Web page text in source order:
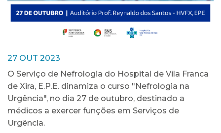
27 OUT 2023
O Serviço de Nefrologia do Hospital de Vila Franca
de Xira, E.P.E. dinamiza o curso "Nefrologia na
Urgência", no dia 27 de outubro, destinado a
médicos a exercer funções em Serviços de
Urgência.